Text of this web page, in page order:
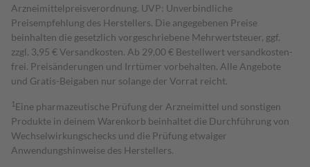
Arzneimittelpreisverordnung. UVP: Unverbindliche
Preisempfehlung des Herstellers. Die angegebenen Preise
beinhalten die gesetzlich vorgeschriebene Mehrwertsteuer, ggf.
zzgl. 3,95 € Versandkosten. Ab 29,00 € Bestell­wert versand­kosten­
frei. Preisänderungen und Irrtümer vorbehalten. Alle Angebote
und Gratis-Beigaben nur solange der Vorrat reicht.
1 Eine pharmazeutische Prüfung der Arzneimittel und sonstigen
Produkte in deinem Warenkorb beinhaltet die Durchführung von
Wechselwirkungschecks und die Prüfung etwaiger
Anwendungshinweise des Herstellers.